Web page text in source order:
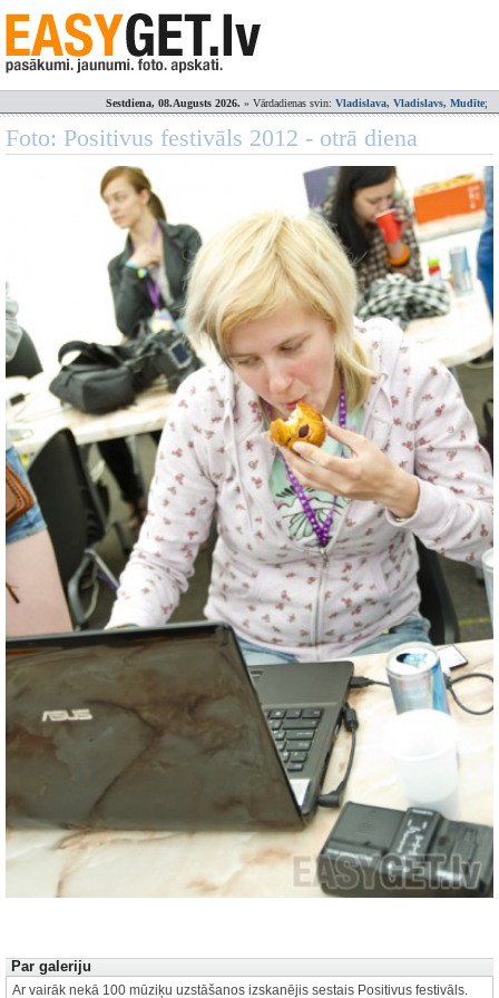
Sestdiena, 08.Augusts 2026. » Vārdadienas svin: Vladislava, Vladislavs, Mudīte;
Foto: Positivus festivāls 2012 - otrā diena
Autors: Vladislavs Punculs 1 no 175
Par galeriju
Ar vairāk nekā 100 mūziķu uzstāšanos izskanējis sestais Positivus festivāls.